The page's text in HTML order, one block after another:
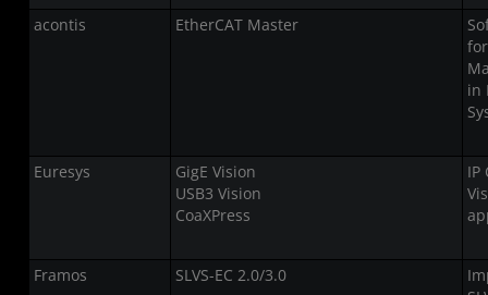
acontis EtherCAT Master
in
Euresys
GigE Vision
USB3 Vision
CoaXPress
IP
Framos SLVS-EC 2.0/3.0